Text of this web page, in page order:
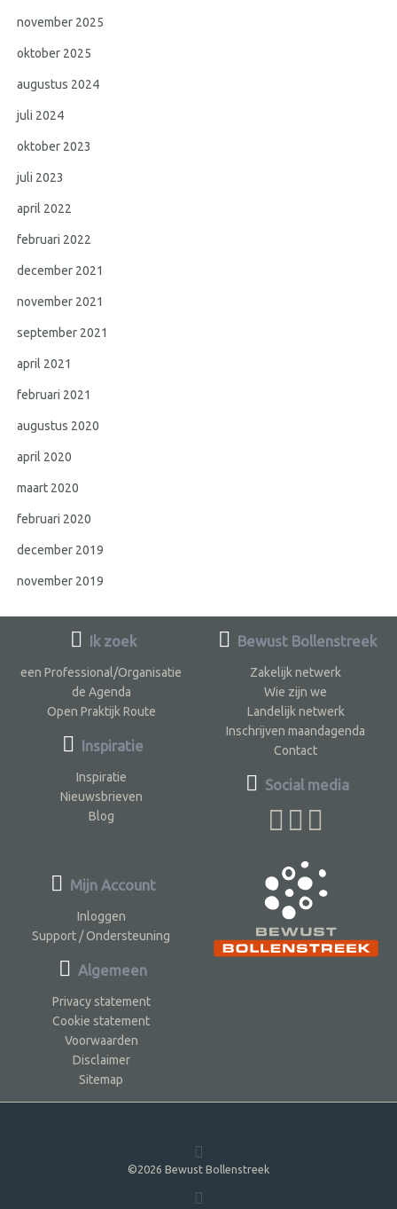
november 2025
oktober 2025
augustus 2024
juli 2024
oktober 2023
juli 2023
april 2022
februari 2022
december 2021
november 2021
september 2021
april 2021
februari 2021
augustus 2020
april 2020
maart 2020
februari 2020
december 2019
november 2019
Ik zoek
een Professional/Organisatie
de Agenda
Open Praktijk Route
Inspiratie
Inspiratie
Nieuwsbrieven
Blog
Bewust Bollenstreek
Zakelijk netwerk
Wie zijn we
Landelijk netwerk
Inschrijven maandagenda
Contact
Social media
Mijn Account
Inloggen
Support / Ondersteuning
Algemeen
Privacy statement
Cookie statement
Voorwaarden
Disclaimer
Sitemap
©2026 Bewust Bollenstreek